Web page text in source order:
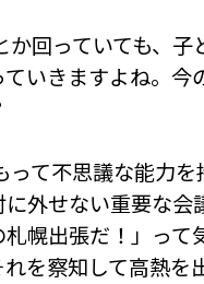
回っていても、子
いきますよね。今
って不思議な能力
外せない重要な会
札幌出張だ！」っ
を察知して高熱を